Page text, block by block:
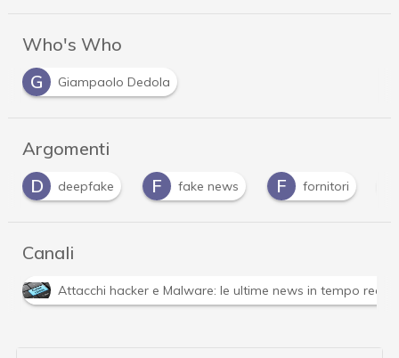
Who's Who
G
Giampaolo Dedola
Argomenti
D
deepfake F fake news F fornitori
Canali
Attacchi hacker e Malware: le ultime news in tempo